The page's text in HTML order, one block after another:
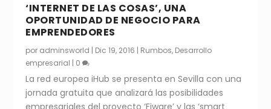
‘INTERNET DE LAS COSAS’, UNA
OPORTUNIDAD DE NEGOCIO PARA
EMPRENDEDORES
por adminsworld | Dic 19, 2016 | Rumbos, Desarrollo
empresarial | 0
La red europea iHub se presenta en Sevilla con una
jornada gratuita que analizará las posibilidades
empresariales del proyecto ‘Fiware’ y las ‘smart